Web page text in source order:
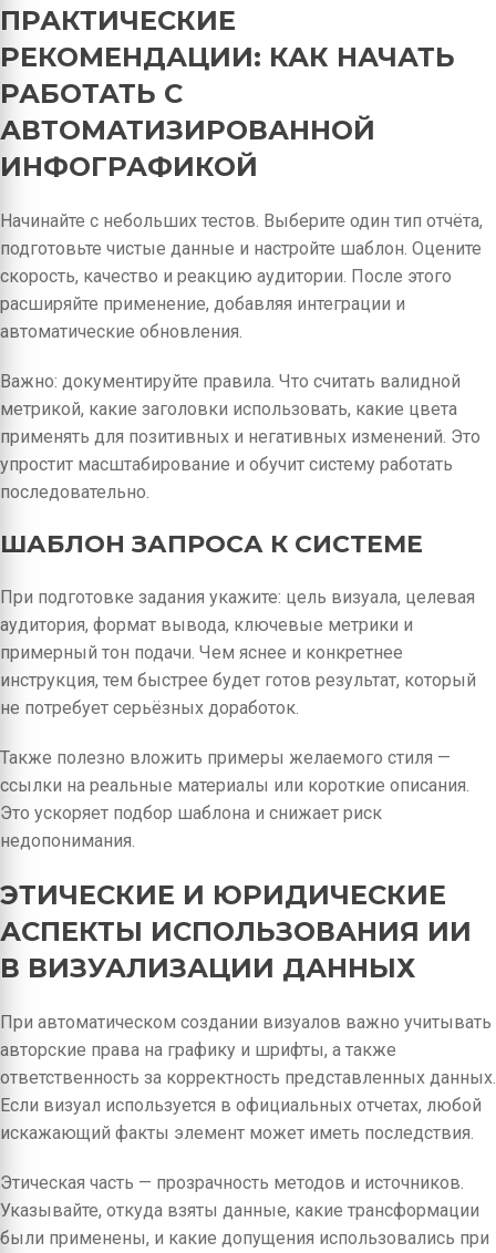
ПРАКТИЧЕСКИЕ
РЕКОМЕНДАЦИИ: КАК НАЧАТЬ
РАБОТАТЬ С
АВТОМАТИЗИРОВАННОЙ
ИНФОГРАФИКОЙ
Начинайте с небольших тестов. Выберите один тип отчёта,
подготовьте чистые данные и настройте шаблон. Оцените
скорость, качество и реакцию аудитории. После этого
расширяйте применение, добавляя интеграции и
автоматические обновления.
Важно: документируйте правила. Что считать валидной
метрикой, какие заголовки использовать, какие цвета
применять для позитивных и негативных изменений. Это
упростит масштабирование и обучит систему работать
последовательно.
ШАБЛОН ЗАПРОСА К СИСТЕМЕ
При подготовке задания укажите: цель визуала, целевая
аудитория, формат вывода, ключевые метрики и
примерный тон подачи. Чем яснее и конкретнее
инструкция, тем быстрее будет готов результат, который
не потребует серьёзных доработок.
Также полезно вложить примеры желаемого стиля —
ссылки на реальные материалы или короткие описания.
Это ускоряет подбор шаблона и снижает риск
недопонимания.
ЭТИЧЕСКИЕ И ЮРИДИЧЕСКИЕ
АСПЕКТЫ ИСПОЛЬЗОВАНИЯ ИИ
В ВИЗУАЛИЗАЦИИ ДАННЫХ
При автоматическом создании визуалов важно учитывать
авторские права на графику и шрифты, а также
ответственность за корректность представленных данных.
Если визуал используется в официальных отчетах, любой
искажающий факты элемент может иметь последствия.
Этическая часть — прозрачность методов и источников.
Указывайте, откуда взяты данные, какие трансформации
были применены, и какие допущения использовались при